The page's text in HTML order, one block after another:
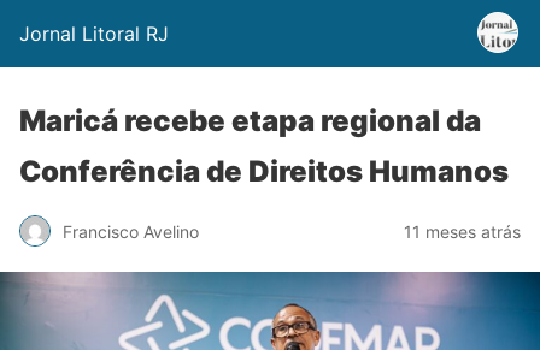
Jornal Litoral RJ
Maricá recebe etapa regional da
Conferência de Direitos Humanos
Francisco Avelino 11 meses atrás